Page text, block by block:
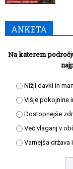
ANKETA
Na katerem
Nižji davki in
Višje pokojnine
Dostopnejše
Več vlaganj v
Varnejša država